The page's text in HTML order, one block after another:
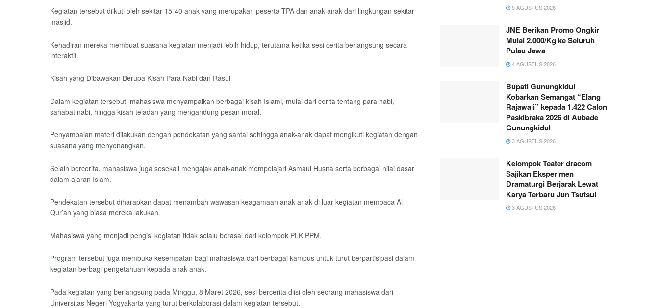
Kegiatan tersebut diikuti oleh sekitar 15-40 anak yang merupakan peserta TPA dan anak-anak dari lingkungan sekitar
masjid.
Kehadiran mereka membuat suasana kegiatan menjadi lebih hidup, terutama ketika sesi cerita berlangsung secara
interaktif.
Kisah yang Dibawakan Berupa Kisah Para Nabi dan Rasul
Dalam kegiatan tersebut, mahasiswa menyampaikan berbagai kisah Islami, mulai dari cerita tentang para nabi,
sahabat nabi, hingga kisah teladan yang mengandung pesan moral.
Penyampaian materi dilakukan dengan pendekatan yang santai sehingga anak-anak dapat mengikuti kegiatan dengan
suasana yang menyenangkan.
Selain bercerita, mahasiswa juga sesekali mengajak anak-anak mempelajari Asmaul Husna serta berbagai nilai dasar
dalam ajaran Islam.
Pendekatan tersebut diharapkan dapat menambah wawasan keagamaan anak-anak di luar kegiatan membaca Al-
Qur’an yang biasa mereka lakukan.
Mahasiswa yang menjadi pengisi kegiatan tidak selalu berasal dari kelompok PLK PPM.
Program tersebut juga membuka kesempatan bagi mahasiswa dari berbagai kampus untuk turut berpartisipasi dalam
kegiatan berbagi pengetahuan kepada anak-anak.
Pada kegiatan yang berlangsung pada Minggu, 8 Maret 2026, sesi bercerita diisi oleh seorang mahasiswa dari
Universitas Negeri Yogyakarta yang turut berkolaborasi dalam kegiatan tersebut.
5 AGUSTUS 2026
JNE Berikan Promo Ongkir
Mulai 2.000/Kg ke Seluruh
Pulau Jawa
4 AGUSTUS 2026
Bupati Gunungkidul
Kobarkan Semangat “Elang
Rajawali” kepada 1.422 Calon
Paskibraka 2026 di Aubade
Gunungkidul
3 AGUSTUS 2026
Kelompok Teater dracom
Sajikan Eksperimen
Dramaturgi Berjarak Lewat
Karya Terbaru Jun Tsutsui
3 AGUSTUS 2026